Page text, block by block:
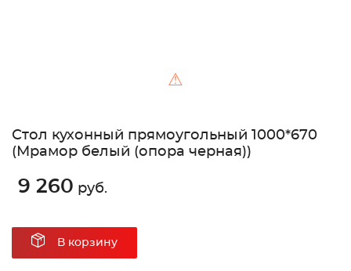
⚠
Стол кухонный прямоугольный 1000*670
(Мрамор белый (опора черная))
9 260 руб.
В корзину